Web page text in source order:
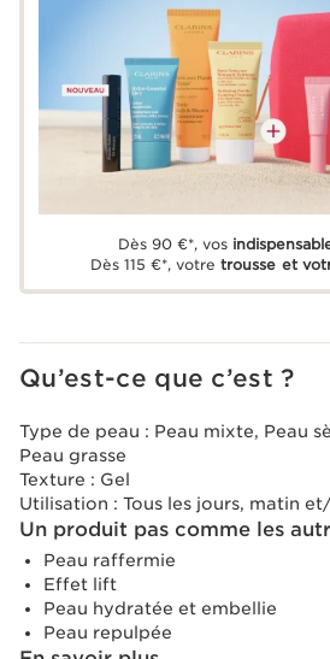
Dès 90 €*, vos
Dès 115 €*, votre trousse et
Qu’est-ce que c’est ?
Type de peau : Peau mixte, Peau
Peau grasse
Texture : Gel
Utilisation : Tous les jours, matin
Un produit pas comme les
Peau raffermie
Effet lift
Peau hydratée et embellie
Peau repulpée